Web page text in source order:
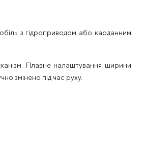
з гідроприводом або карданним
Плавне налаштування ширини
змінено під час руху.